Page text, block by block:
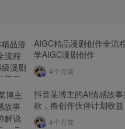
AIGC精品漫剧创作全流
学AIGC漫剧创作
4个月前
抖音某博主的AI情感故
款，撸创作伙伴计划收益
4个月前